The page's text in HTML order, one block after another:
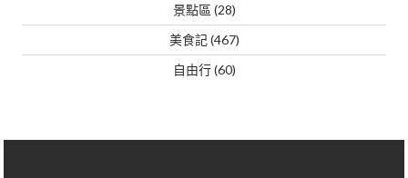
景點區 (28)
美食記(467)
自由行(60)